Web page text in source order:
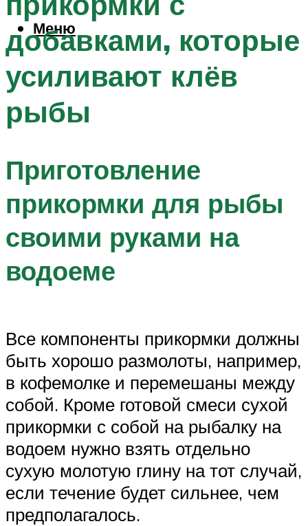
Меню
добавками, которые
усиливают клёв
рыбы
Приготовление
прикормки для рыбы
своими руками на
водоеме
Все компоненты прикормки должны
быть хорошо размолоты, например,
в кофемолке и перемешаны между
собой. Кроме готовой смеси сухой
прикормки с собой на рыбалку на
водоем нужно взять отдельно
сухую молотую глину на тот случай,
если течение будет сильнее, чем
предполагалось.